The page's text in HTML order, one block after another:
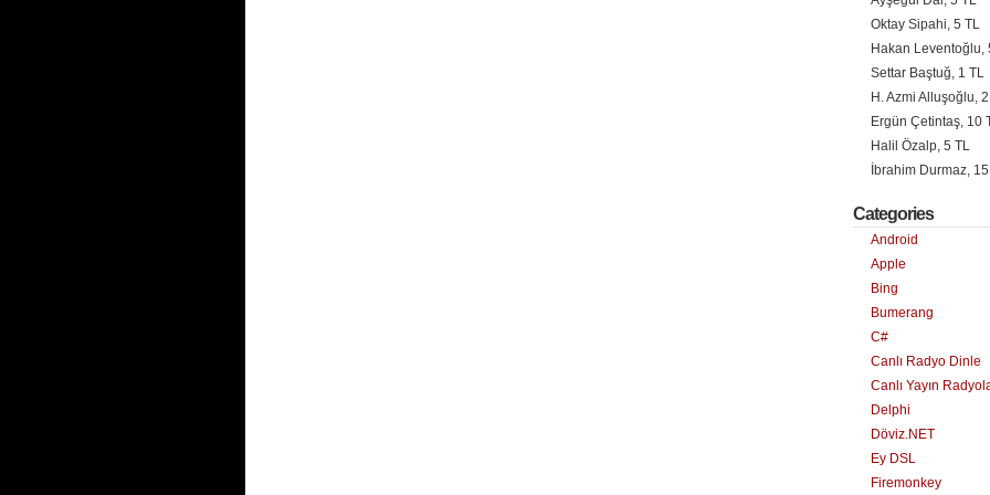
Oktay Sipahi, 5 TL
Hakan Leventoğlu,
Settar Baştuğ, 1 TL
H. Azmi Alluşoğlu,
Ergün Çetintaş, 10
Halil Özalp, 5 TL
İbrahim Durmaz,
Categories
Android
Apple
Bing
Bumerang
C#
Canlı Radyo Dinle
Canlı Yayın
Delphi
Döviz.NET
Ey DSL
Firemonkey